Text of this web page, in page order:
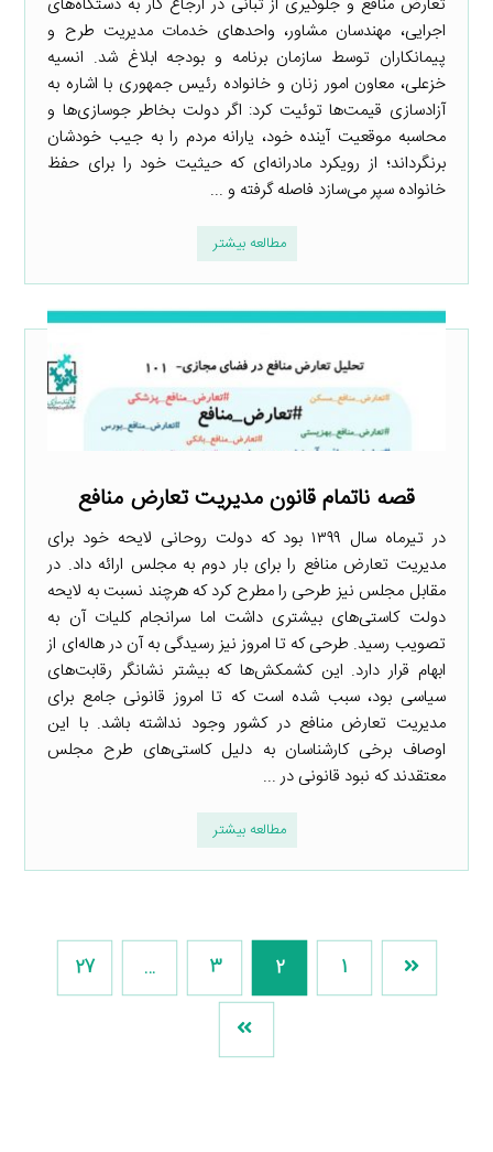
اجرایی، مهندسان مشاور، واحدهای خدمات مدیریت طرح و
پیمانکاران توسط سازمان برنامه و بودجه ابلاغ شد. انسیه
خزعلی، معاون امور زنان و خانواده رئیس جمهوری با اشاره به
آزاد‌سازی قیمت‌ها توئیت کرد: اگر دولت بخاطر جوسازی‌ها و
محاسبه موقعیت آینده خود، یارانه مردم را به جیب خودشان
برنگرداند؛ از رویکرد ‎مادرانه‌ای که حیثیت خود را برای حفظ
خانواده سپر می‌سازد فاصله گرفته و ...
مطالعه بیشتر
قصه ناتمام قانون مدیریت تعارض منافع
در تیرماه سال ۱۳۹۹ بود که دولت روحانی لایحه خود برای
مدیریت تعارض منافع را برای بار دوم به مجلس ارائه داد. در
مقابل مجلس نیز طرحی را مطرح کرد که هرچند نسبت به لایحه
دولت کاستی‌های بیشتری داشت اما سرانجام کلیات آن به
تصویب رسید. طرحی که تا امروز نیز رسیدگی به آن در هاله‌ای از
ابهام قرار دارد. این کشمکش‌ها که بیشتر نشانگر رقابت‌های
سیاسی بود، سبب شده است که تا امروز قانونی جامع برای
مدیریت تعارض منافع در کشور وجود نداشته باشد. با این
اوصاف برخی کارشناسان به دلیل کاستی‌های طرح مجلس
معتقدند که نبود قانونی در ...
مطالعه بیشتر
1
2
3
…
27